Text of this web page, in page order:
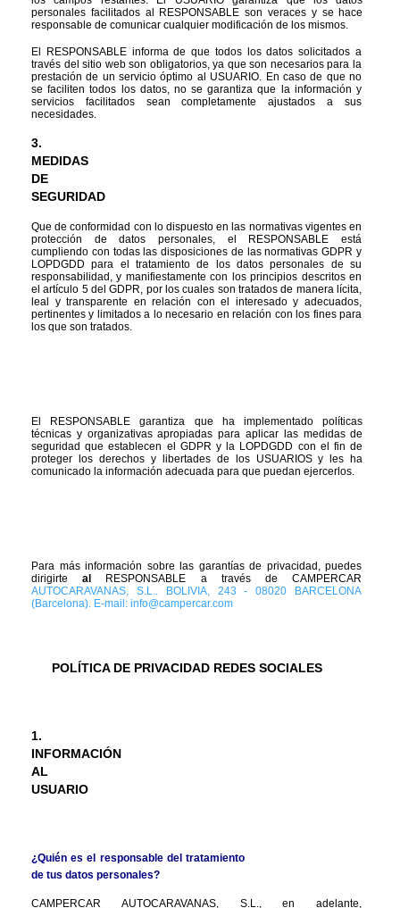
personales facilitados al RESPONSABLE son veraces y se hace
responsable de comunicar cualquier modificación de los mismos.
El RESPONSABLE informa de que todos los datos solicitados a
través del sitio web son obligatorios, ya que son necesarios para la
prestación de un servicio óptimo al USUARIO. En caso de que no
se faciliten todos los datos, no se garantiza que la información y
servicios facilitados sean completamente ajustados a sus
necesidades.
3.
MEDIDAS
DE
SEGURIDAD
Que de conformidad con lo dispuesto en las normativas vigentes en
protección de datos personales, el RESPONSABLE está
cumpliendo con todas las disposiciones de las normativas GDPR y
LOPDGDD para el tratamiento de los datos personales de su
responsabilidad, y manifiestamente con los principios descritos en
el artículo 5 del GDPR, por los cuales son tratados de manera lícita,
leal y transparente en relación con el interesado y adecuados,
pertinentes y limitados a lo necesario en relación con los fines para
los que son tratados.
El RESPONSABLE garantiza que ha implementado políticas
técnicas y organizativas apropiadas para aplicar las medidas de
seguridad que establecen el GDPR y la LOPDGDD con el fin de
proteger los derechos y libertades de los USUARIOS y les ha
comunicado la información adecuada para que puedan ejercerlos.
Para más información sobre las garantías de privacidad, puedes
dirigirte al RESPONSABLE a través de CAMPERCAR
AUTOCARAVANAS, S.L.. BOLIVIA, 243 - 08020 BARCELONA
(Barcelona). E-mail: info@campercar.com
POLÍTICA DE PRIVACIDAD REDES SOCIALES
1.
INFORMACIÓN
AL
USUARIO
¿Quién es el responsable del tratamiento
de tus datos personales?